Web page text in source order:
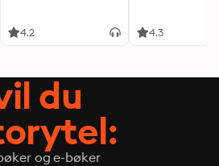
4.2 4.3
du
og e-bøker